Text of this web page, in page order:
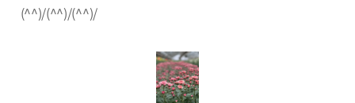
(^^)/(^^)/(^^)/